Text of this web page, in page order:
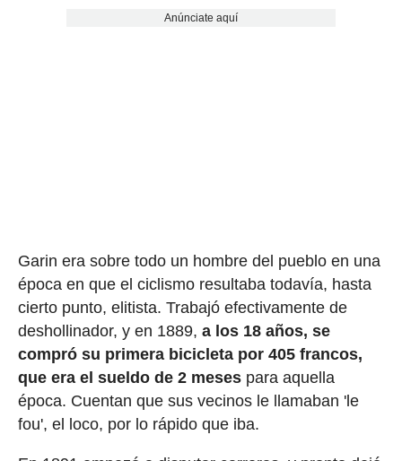
Anúnciate aquí
Garin era sobre todo un hombre del pueblo en una
época en que el ciclismo resultaba todavía, hasta
cierto punto, elitista. Trabajó efectivamente de
deshollinador, y en 1889, a los 18 años, se
compró su primera bicicleta por 405 francos,
que era el sueldo de 2 mesespara aquella
época. Cuentan que sus vecinos le llamaban 'le
fou', el loco, por lo rápido que iba.